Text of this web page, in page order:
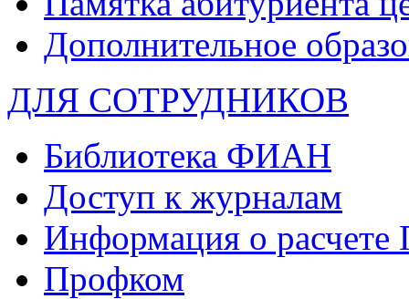
Дополнительное
ДЛЯ СОТРУДНИКОВ
Библиотека ФИАН
Доступ к журналам
Информация о
Профком